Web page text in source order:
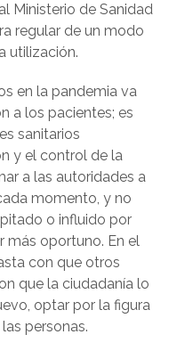
Ministerio de Sanidad
regular de un modo
utilización.
en la pandemia va
a los pacientes; es
sanitarios
y el control de la
a las autoridades a
momento, y no
o influido por
más oportuno. En el
con que otros
que la ciudadanía lo
optar por la figura
personas.